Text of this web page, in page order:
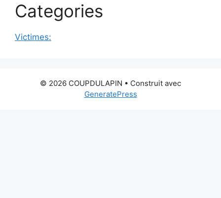
Categories
Victimes:
© 2026 COUPDULAPIN • Construit avec
GeneratePress